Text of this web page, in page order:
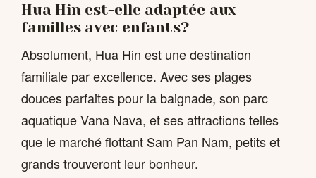
Hua Hin est-elle adaptée aux
familles avec enfants?
Absolument, Hua Hin est une destination
familiale par excellence. Avec ses plages
douces parfaites pour la baignade, son parc
aquatique Vana Nava, et ses attractions telles
que le marché flottant Sam Pan Nam, petits et
grands trouveront leur bonheur.